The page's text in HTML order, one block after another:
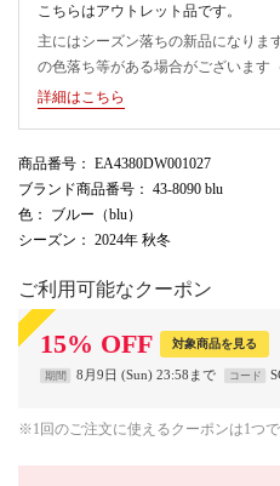
こちらはアウトレット品です。
主にはシーズン落ちの新品になりま
の色落ち等がある場合がございます
詳細はこちら
商品番号 ： EA4380DW001027
ブランド商品番号 ： 43-8090 blu
色 ： ブルー（blu）
シーズン ： 2024年 秋冬
ご利用可能なクーポン
15% OFF 対象商品を見る
期間 8月9日 (Sun) 23:58まで コード
※1回のご注文に使えるクーポンは1つ